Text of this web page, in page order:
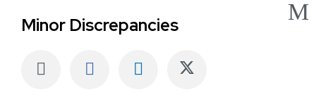
Apa itu PKBSI
Minor Discrepancies